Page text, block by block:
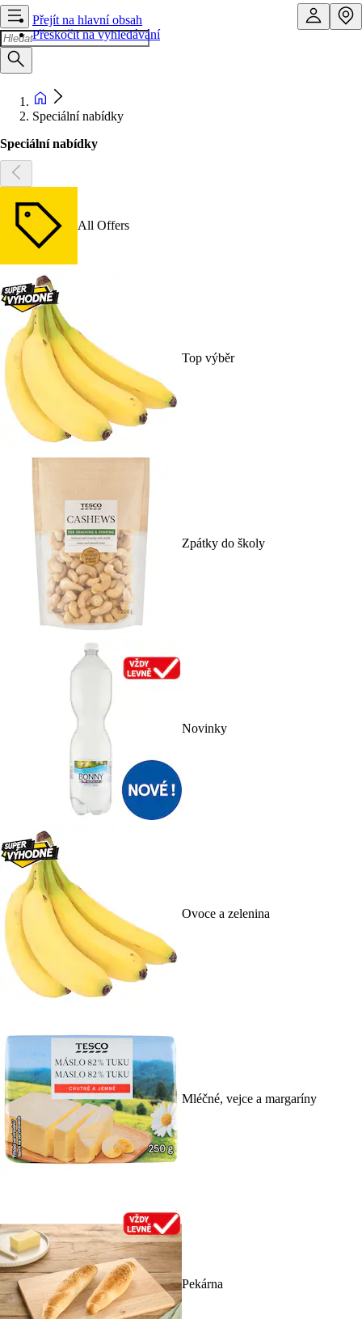
Přejít na hlavní obsah
Přeskočit na vyhledávání
Speciální nabídky
Speciální nabídky
All Offers
Top výběr
Zpátky do školy
Novinky
Ovoce a zelenina
Mléčné, vejce a margaríny
Pekárna